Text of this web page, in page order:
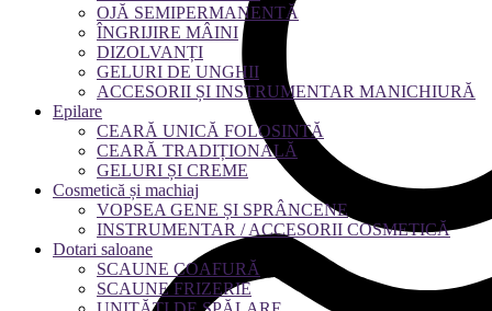
OJĂ SEMIPERMANENTĂ
ÎNGRIJIRE MÂINI
DIZOLVANȚI
GELURI DE UNGHII
ACCESORII ȘI INSTRUMENTAR MANICHIURĂ
Epilare
CEARĂ UNICĂ FOLOSINTĂ
CEARĂ TRADIȚIONALĂ
GELURI ȘI CREME
Cosmetică și machiaj
VOPSEA GENE ȘI SPRÂNCENE
INSTRUMENTAR / ACCESORII COSMETICĂ
Dotari saloane
SCAUNE COAFURĂ
SCAUNE FRIZERIE